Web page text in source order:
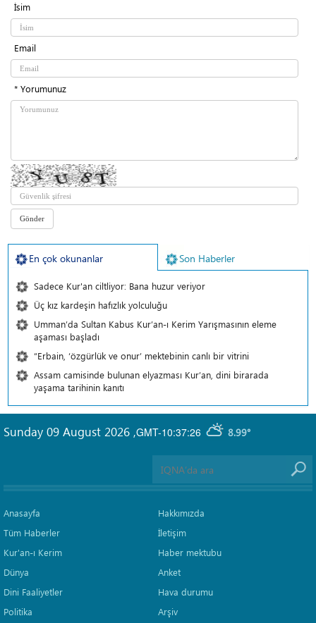
İsim
Email
* Yorumunuz
En çok okunanlar Son Haberler
Sadece Kur'an ciltliyor: Bana huzur veriyor
Üç kız kardeşin hafızlık yolculuğu
Umman’da Sultan Kabus Kur’an-ı Kerim Yarışmasının eleme
aşaması başladı
“Erbain, ‘özgürlük ve onur’ mektebinin canlı bir vitrini
Assam camisinde bulunan elyazması Kur’an, dini birarada
yaşama tarihinin kanıtı
GMT-10:37:26 8.99°
Sunday 09 August 2026 ,
Anasayfa
Tüm Haberler
Kur'an-ı Kerim
Dünya
Dini Faaliyetler
Politika
Hakkımızda
İletişim
Haber mektubu
Anket
Hava durumu
Arşiv